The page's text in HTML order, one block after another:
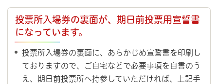
投票所入場券の裏面が、期日前投票用宣誓書
になっています。
投票所入場券の裏面に、あらかじめ宣誓書を印刷し
ておりますので、ご自宅などで必要事項を自書のう
え、期日前投票所へ持参していただければ、上記手